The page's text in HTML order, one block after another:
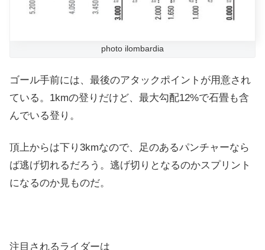
photo ilombardia
ゴール手前には、最後のアタックポイントが用意され
ている。1kmの登りだけど、最大勾配12%で石畳も含
んでいる登り。
頂上からは下り3kmなので、足のあるパンチャーなら
ば逃げ切れるだろう。逃げ切りとなるのかスプリント
になるのか見ものだ。
注目されるライダーは